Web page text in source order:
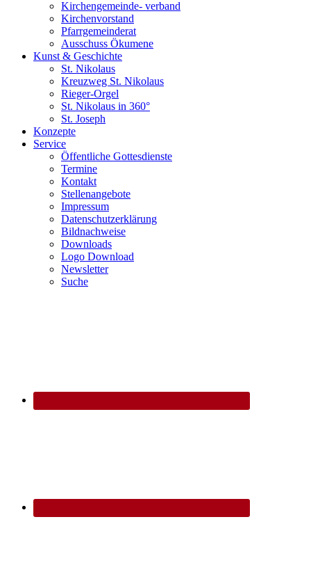
Kirchengemeinde- verband
Kirchenvorstand
Pfarrgemeinderat
Ausschuss Ökumene
Kunst & Geschichte
St. Nikolaus
Kreuzweg St. Nikolaus
Rieger-Orgel
St. Nikolaus in 360°
St. Joseph
Konzepte
Service
Öffentliche Gottesdienste
Termine
Kontakt
Stellenangebote
Impressum
Datenschutzerklärung
Bildnachweise
Downloads
Logo Download
Newsletter
Suche